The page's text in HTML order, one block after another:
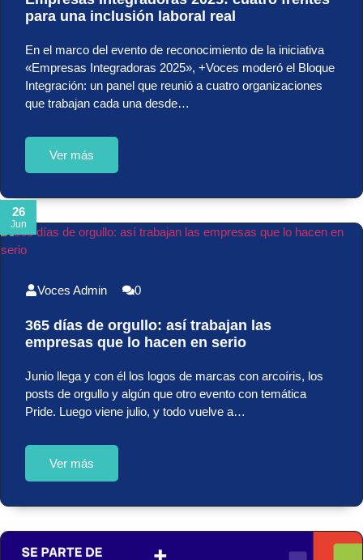
para una inclusión laboral real
En el marco del evento de reconocimiento de la iniciativa
«Empresas Integradoras 2025», +Voces moderó el Bloque
Integración: un panel que reunió a cuatro organizaciones
que trabajan cada una desde…
Ver más
26
Jun
Voces Admin 0
365 días de orgullo: así trabajan las
empresas que lo hacen en serio
Junio llega y con él los logos de marcas con arcoíris, los
posts de orgullo y algún que otro evento con temática
Pride. Luego viene julio, y todo vuelve a…
Ver más